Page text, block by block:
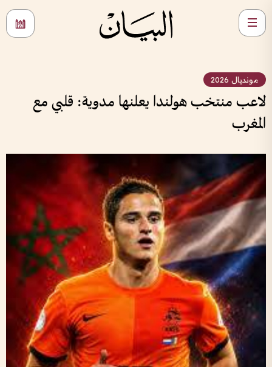
مونديال 2026
لاعب منتخب هولندا يعلنها مدوية: قلبي مع
المغرب